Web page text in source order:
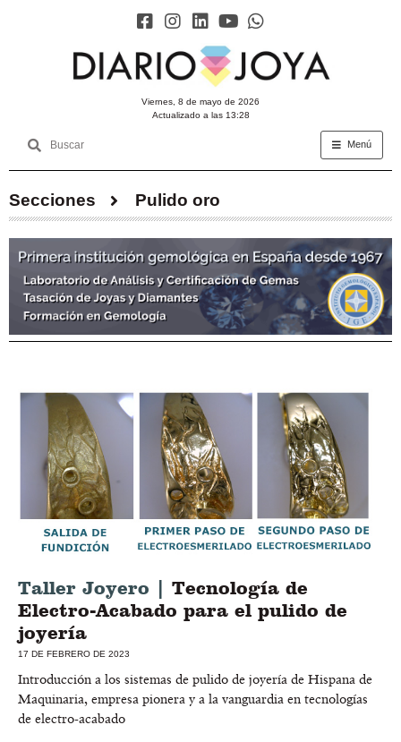
viernes, 8 de mayo de 2026
Actualizado a las 13:28
Menú
Secciones Pulido oro
Taller Joyero | Tecnología de
Electro-Acabado para el pulido de
joyería
17 DE FEBRERO DE 2023
Introducción a los sistemas de pulido de joyería de Hispana de
Maquinaria, empresa pionera y a la vanguardia en tecnologías
de electro-acabado